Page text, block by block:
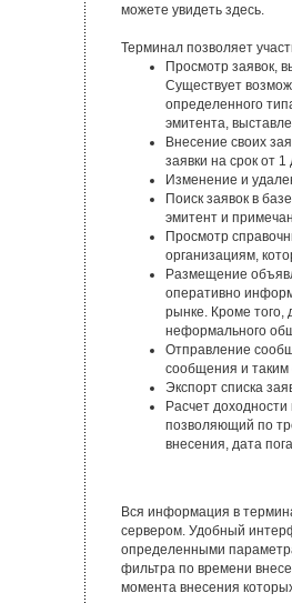
можете увидеть здесь.
Терминал позволяет
Просмотр заявок,
Существует
определенного
эмитента,
Внесение своих
заявки на срок от
Изменение и
Поиск заявок в
эмитент и
Просмотр
организациям,
Размещение
оперативно
рынке. Кроме того,
неформального
Отправление
сообщения и таким
Экспорт списка
Расчет
позволяющий по
внесения, дата
Вся информация в
сервером. Удобный
определенными
фильтра по времени
момента внесения